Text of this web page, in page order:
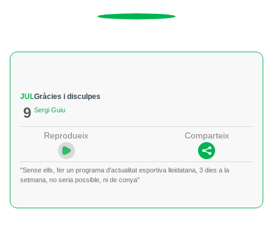
JUL
9
Gràcies i disculpes
Sergi Guiu
Reprodueix Comparteix
"Sense ells, fer un programa d'actualitat esportiva lleidatana, 3 dies a la
setmana, no seria possible, ni de conya"